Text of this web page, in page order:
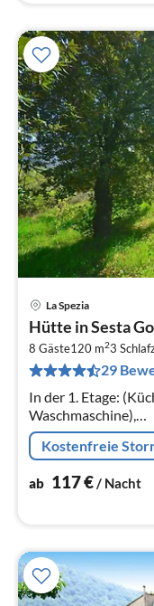
La Spezia
Hütte in Sesta
8 Gäste120 m23
29
In der 1. Etage:
Waschmaschine),
Wohn/
Kostenfreie
ab 117€ / Nacht